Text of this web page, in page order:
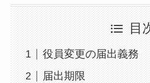
目
役員変更の届出義務
届出期限